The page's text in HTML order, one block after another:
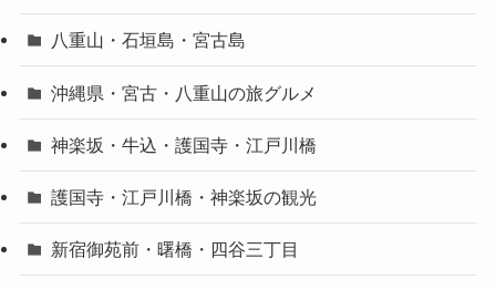
八重山・石垣島・宮古島
沖縄県・宮古・八重山の旅グルメ
神楽坂・牛込・護国寺・江戸川橋
護国寺・江戸川橋・神楽坂の観光
新宿御苑前・曙橋・四谷三丁目